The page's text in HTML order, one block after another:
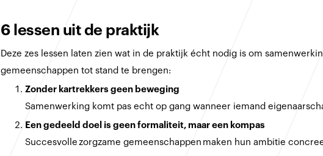
6 lessen uit de praktijk
Deze zes lessen laten zien wat in de praktijk écht nodig is om
gemeenschappen tot stand te brengen:
Zonder kartrekkers geen beweging
Samenwerking komt pas echt op gang wanneer iemand
Een gedeeld doel is geen formaliteit, maar een kompas
Succesvolle zorgzame gemeenschappen maken hun ambitie